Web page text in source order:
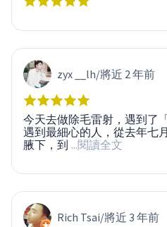
zyx __lh/將近 2 年前
今天去做除毛雷射，遇到了
遇到最細心的人，從去年七
腋下，到 ...閱讀全文
Rich Tsai/將近 3 年前